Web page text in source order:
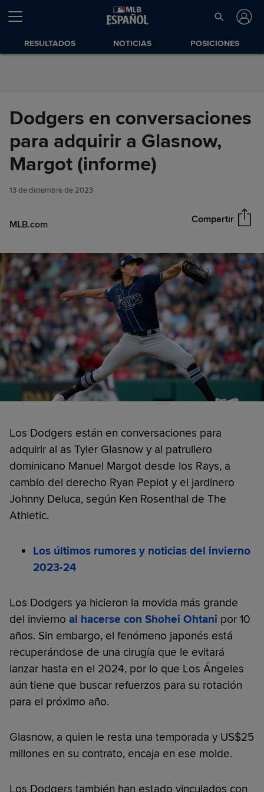
Saltar al Contenido
RESULTADOS NOTICIAS POSICIONES
Dodgers en conversaciones
para adquirir a Glasnow,
Margot (informe)
13 de diciembre de 2023
MLB.com Compartir
Dodgers en conversaciones
para adquirir a Glasnow,
Margot (informe)
Los Dodgers están en conversaciones para
adquirir al as Tyler Glasnow y al patrullero
dominicano Manuel Margot desde los Rays, a
cambio del derecho Ryan Pepiot y el jardinero
Johnny Deluca, según Ken Rosenthal de The
Athletic.
Los últimos rumores y noticias del invierno
2023-24
Los Dodgers ya hicieron la movida más grande
del invierno al hacerse con Shohei Ohtani por 10
años. Sin embargo, el fenómeno japonés está
recuperándose de una cirugía que le evitará
lanzar hasta en el 2024, por lo que Los Ángeles
aún tiene que buscar refuerzos para su rotación
para el próximo año.
Glasnow, a quien le resta una temporada y US$25
millones en su contrato, encaja en ese molde.
Los Dodgers también han estado vinculados con